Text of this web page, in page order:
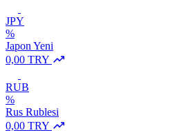
JPY
%
Japon Yeni
0,00 TRY
RUB
%
Rus Rublesi
0,00 TRY